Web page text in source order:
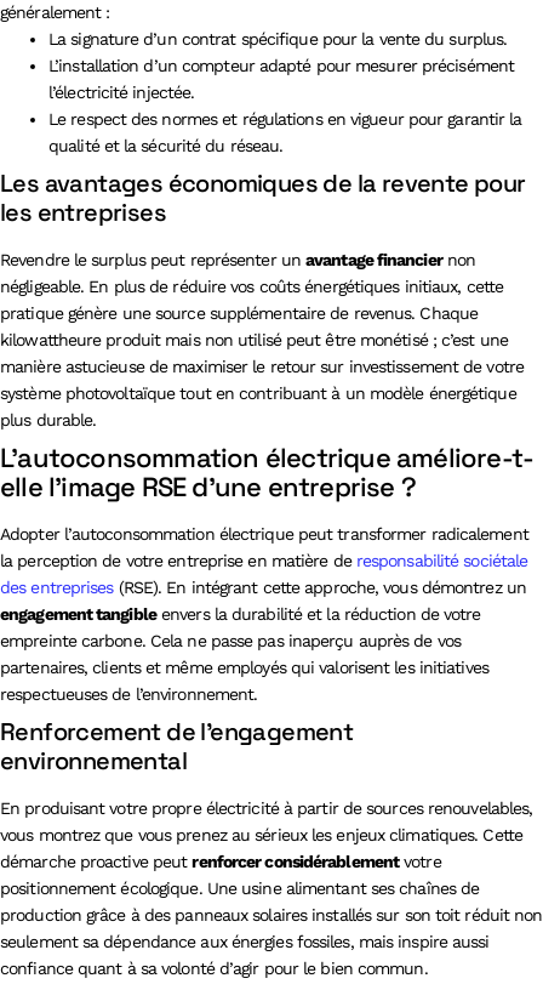
généralement :
La signature d’un contrat spécifique pour la vente du surplus.
L’installation d’un compteur adapté pour mesurer précisément
l’électricité injectée.
Le respect des normes et régulations en vigueur pour garantir la
qualité et la sécurité du réseau.
Les avantages économiques de la revente pour
les entreprises
Revendre le surplus peut représenter un avantage financiernon
négligeable. En plus de réduire vos coûts énergétiques initiaux, cette
pratique génère une source supplémentaire de revenus. Chaque
kilowattheure produit mais non utilisé peut être monétisé ; c’est une
manière astucieuse de maximiser le retour sur investissement de votre
système photovoltaïque tout en contribuant à un modèle énergétique
plus durable.
L’autoconsommation électrique améliore-t-
elle l’image RSE d’une entreprise ?
Adopter l’autoconsommation électrique peut transformer radicalement
la perception de votre entreprise en matière de responsabilité sociétale
des entreprises(RSE). En intégrant cette approche, vous démontrez un
engagement tangibleenvers la durabilité et la réduction de votre
empreinte carbone. Cela ne passe pas inaperçu auprès de vos
partenaires, clients et même employés qui valorisent les initiatives
respectueuses de l’environnement.
Renforcement de l’engagement
environnemental
En produisant votre propre électricité à partir de sources renouvelables,
vous montrez que vous prenez au sérieux les enjeux climatiques. Cette
démarche proactive peutrenforcer considérablementvotre
positionnement écologique. Une usine alimentant ses chaînes de
production grâce à des panneaux solaires installés sur son toit réduit non
seulement sa dépendance aux énergies fossiles, mais inspire aussi
confiance quant à sa volonté d’agir pour le bien commun.